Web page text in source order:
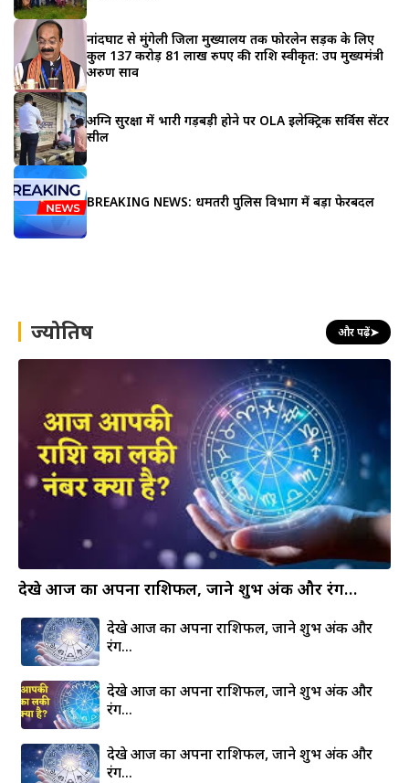
नांदघाट से मुंगेली जिला मुख्यालय तक फोरलेन सड़क के लिए
कुल 137 करोड़ 81 लाख रुपए की राशि स्वीकृत: उप मुख्यमंत्री
अरुण साव
अग्नि सुरक्षा में भारी गड़बड़ी होने पर OLA इलेक्ट्रिक सर्विस सेंटर
सील
BREAKING NEWS: धमतरी पुलिस विभाग में बड़ा फेरबदल
ज्योतिष और पढ़ें➤
देखे आज का अपना राशिफल, जाने शुभ अंक और रंग…
देखे आज का अपना राशिफल, जाने शुभ अंक और
रंग…
देखे आज का अपना राशिफल, जाने शुभ अंक और
रंग…
देखे आज का अपना राशिफल, जाने शुभ अंक और
रंग…